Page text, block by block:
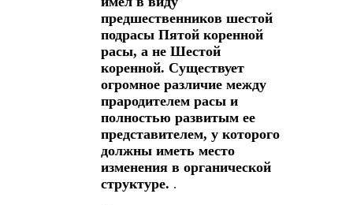
предшественников шестой
подрасы Пятой коренной
расы, а не Шестой
коренной. Существует
огромное различие между
прародителем расы и
полностью развитым ее
представителем, у которого
должны иметь место
изменения в органической
структуре. .